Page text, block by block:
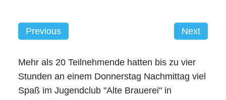
Previous Next
Mehr als 20 Teilnehmende hatten bis zu vier
Stunden an einem Donnerstag Nachmittag viel
Spaß im Jugendclub "Alte Brauerei" in